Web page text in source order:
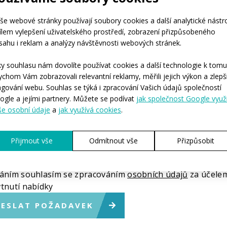
webové stránky používají soubory cookies a další analytické
vylepšení uživatelského prostředí, zobrazení přizpůsobeného
i reklam a analýzy návštěvnosti webových stránek.
souhlasu nám dovolíte používat cookies a další technologie k
Vám zobrazovali relevantní reklamy, měřili jejich výkon a
webu. Souhlas se týká i zpracování Vašich údajů společností
a jejími partnery. Můžete se podívat jak společnost Google
osobní údaje a jak využívá cookies.
Přijmout vše Odmítnout vše Přizpůsobit
je přibližný počet osob, pro které bychom oblečení
5-10 11-50 více než 50 stovky kusů
potřebovali, abychom začali s výrobou?*
nám sdělit další podrobnosti?
souhlasím se zpracovánímosobních údajů za
nabídky
POŽADAVEK